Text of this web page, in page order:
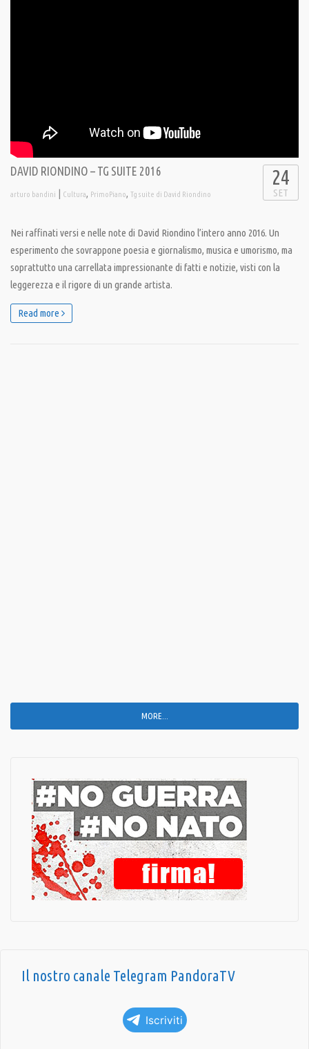
DAVID RIONDINO – TG SUITE 2016
arturo bandini | Cultura, PrimoPiano, Tg suite di David Riondino
24
SET
Nei raffinati versi e nelle note di David Riondino l’intero anno 2016. Un
esperimento che sovrappone poesia e giornalismo, musica e umorismo, ma
soprattutto una carrellata impressionante di fatti e notizie, visti con la
leggerezza e il rigore di un grande artista.
Read more
MORE...
Il nostro canale Telegram PandoraTV
Iscriviti